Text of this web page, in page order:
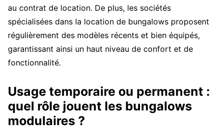
au contrat de location. De plus, les sociétés
spécialisées dans la location de bungalows proposent
régulièrement des modèles récents et bien équipés,
garantissant ainsi un haut niveau de confort et de
fonctionnalité.
Usage temporaire ou permanent :
quel rôle jouent les bungalows
modulaires ?